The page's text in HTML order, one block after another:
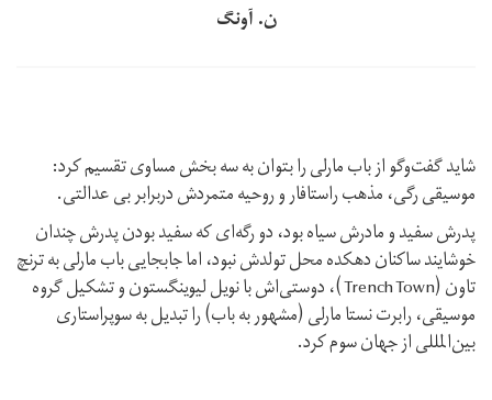
ن. آونگ
شاید گفت‌وگو از باب مارلی را بتوان به سه بخش مساوی تقسیم کرد:
موسیقی رگی، مذهب راستافار و روحیه متمردش دربرابر بی عدالتی.
پدرش سفید ‌‌و مادرش سیاه بود، دو رگه‌ای که سفید بودن پدرش چندان
خوشایند ساکنان دهکده محل تولدش نبود، اما جابجایی باب مارلی به ترنچ
تاون (Trench Town )، دوستی‌اش با نویل لیوینگستون و تشکیل گروه
موسیقی، رابرت نستا مارلی (مشهور به باب) را تبدیل به سوپراستاری
بین‌المللی از جهان ‌سوم کرد.